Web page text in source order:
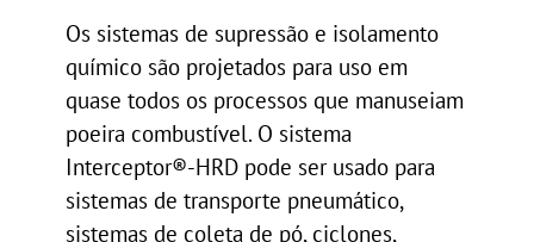
Os sistemas de supressão e isolamento
químico são projetados para uso em
quase todos os processos que manuseiam
poeira combustível. O sistema
Interceptor®-HRD pode ser usado para
sistemas de transporte pneumático,
sistemas de coleta de pó, ciclones,